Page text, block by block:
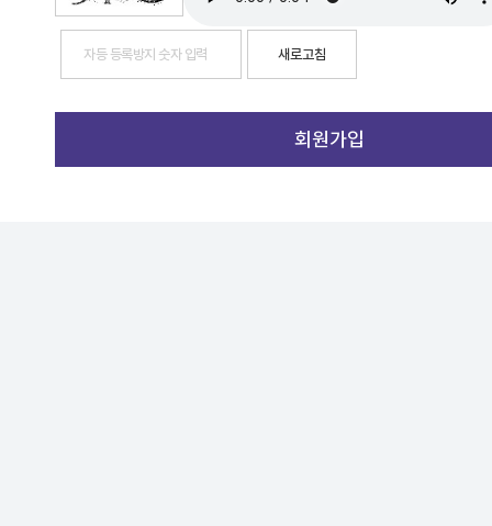
새로고침
회원가입